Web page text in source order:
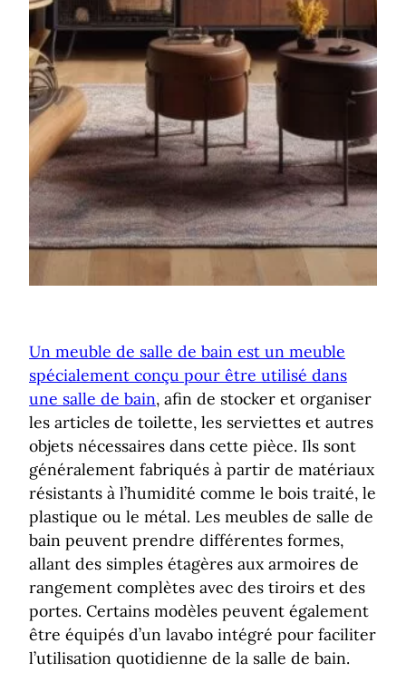
Un meuble de salle de bain est un meuble
spécialement conçu pour être utilisé dans
une salle de bain, afin de stocker et organiser
les articles de toilette, les serviettes et autres
objets nécessaires dans cette pièce. Ils sont
généralement fabriqués à partir de matériaux
résistants à l’humidité comme le bois traité, le
plastique ou le métal. Les meubles de salle de
bain peuvent prendre différentes formes,
allant des simples étagères aux armoires de
rangement complètes avec des tiroirs et des
portes. Certains modèles peuvent également
être équipés d’un lavabo intégré pour faciliter
l’utilisation quotidienne de la salle de bain.